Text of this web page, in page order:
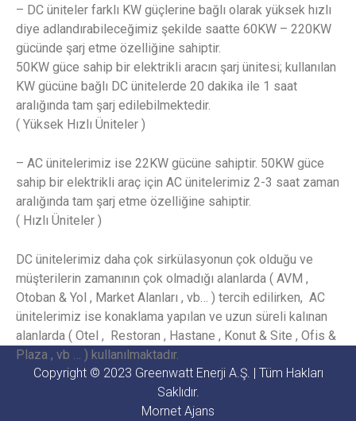
– DC üniteler farklı KW güçlerine bağlı olarak yüksek hızlı
diye adlandırabileceğimiz şekilde saatte 60KW – 220KW
gücünde şarj etme özelliğine sahiptir.
50KW güce sahip bir elektrikli aracın şarj ünitesi; kullanılan
KW gücüne bağlı DC ünitelerde 20 dakika ile 1 saat
aralığında tam şarj edilebilmektedir.
( Yüksek Hızlı Üniteler )
– AC ünitelerimiz ise 22KW gücüne sahiptir. 50KW güce
sahip bir elektrikli araç için AC ünitelerimiz 2-3 saat zaman
aralığında tam şarj etme özelliğine sahiptir.
( Hızlı Üniteler )
DC ünitelerimiz daha çok sirkülasyonun çok olduğu ve
müşterilerin zamanının çok olmadığı alanlarda ( AVM ,
Otoban & Yol , Market Alanları , vb… ) tercih edilirken, AC
ünitelerimiz ise konaklama yapılan ve uzun süreli kalınan
alanlarda ( Otel , Restoran , Hastane , Konut & Site , Ofis &
Plaza , vb … ) kullanılmaktadır.
Copyright © 2023 Greenwatt Enerji A.Ş. | Tüm Hakları
Saklıdır.
Mornet Ajans